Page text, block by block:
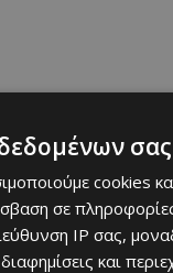
της ΕΕ(εκτός
σας
cookies
σε
IP σας,
και